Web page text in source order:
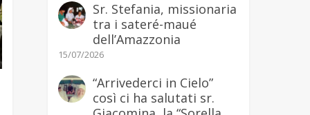
Sr. Stefania, missionaria
tra i sateré-maué
dell’Amazzonia
15/07/2026
“Arrivederci in Cielo”
così ci ha salutati sr.